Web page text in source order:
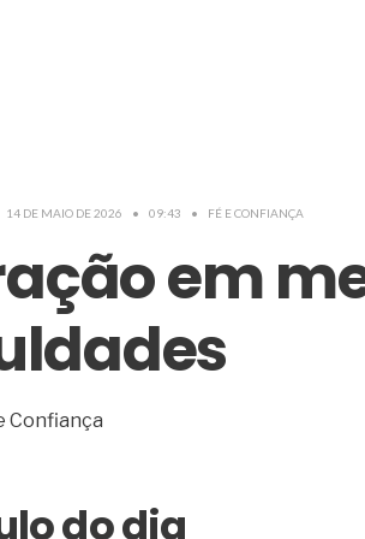
14 DE MAIO DE 2026 • 09:43 • FÉ E CONFIANÇA
em
Confiança
do dia